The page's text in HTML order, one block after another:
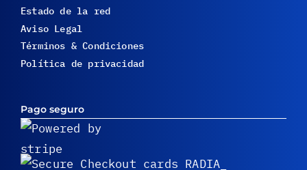
Estado de la red
Aviso Legal
Términos & Condiciones
Política de privacidad
Pago seguro